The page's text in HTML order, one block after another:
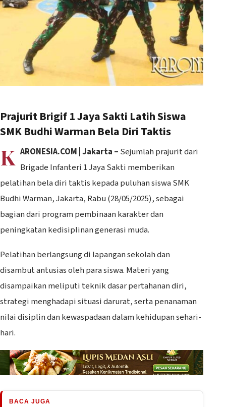
Prajurit Brigif 1 Jaya Sakti Latih Siswa
SMK Budhi Warman Bela Diri Taktis
K ARONESIA.COM | Jakarta – Sejumlah prajurit dari
Brigade Infanteri 1 Jaya Sakti memberikan
pelatihan bela diri taktis kepada puluhan siswa SMK
Budhi Warman, Jakarta, Rabu (28/05/2025), sebagai
bagian dari program pembinaan karakter dan
peningkatan kedisiplinan generasi muda.
Pelatihan berlangsung di lapangan sekolah dan
disambut antusias oleh para siswa. Materi yang
disampaikan meliputi teknik dasar pertahanan diri,
strategi menghadapi situasi darurat, serta penanaman
nilai disiplin dan kewaspadaan dalam kehidupan sehari-
hari.
BACA JUGA